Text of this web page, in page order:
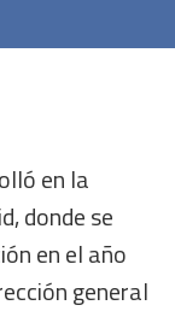
en la
donde se
en el año
general